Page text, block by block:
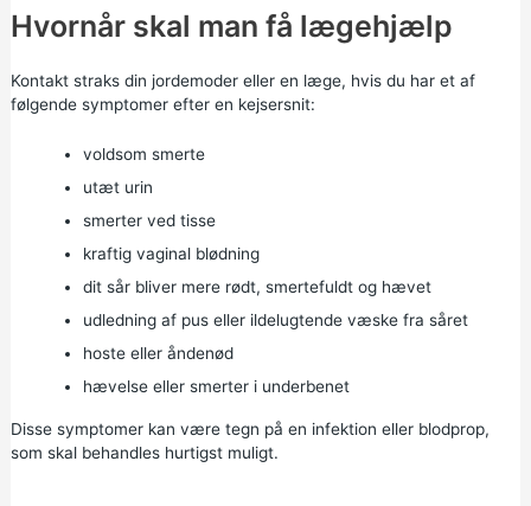
Hvornår skal man få lægehjælp
Kontakt straks din jordemoder eller en læge, hvis du har et af
følgende symptomer efter en kejsersnit:
voldsom smerte
utæt urin
smerter ved tisse
kraftig vaginal blødning
dit sår bliver mere rødt, smertefuldt og hævet
udledning af pus eller ildelugtende væske fra såret
hoste eller åndenød
hævelse eller smerter i underbenet
Disse symptomer kan være tegn på en infektion eller blodprop,
som skal behandles hurtigst muligt.